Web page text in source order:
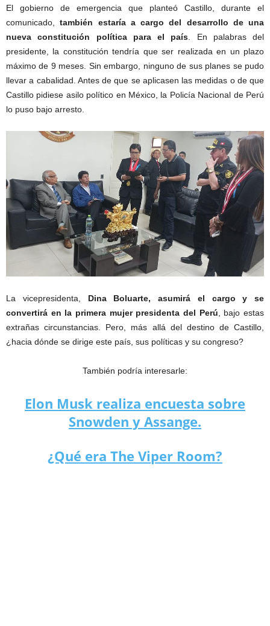
El gobierno de emergencia que planteó Castillo, durante el
comunicado,
también estaría a cargo del desarrollo de una
nueva constitución política para el país . En palabras del
presidente, la constitución tendría que ser realizada en un plazo
máximo de 9 meses. Sin embargo, ninguno de sus planes se pudo
llevar a cabalidad. Antes de que se aplicasen las medidas o de que
Castillo pidiese asilo político en México, la Policía Nacional de Perú
lo puso bajo arresto.
La vicepresidenta, Dina Boluarte, asumirá el cargo y se
convertirá en la primera mujer presidenta del Perú , bajo estas
extrañas circunstancias. Pero, más allá del destino de Castillo,
¿hacia dónde se dirige este país, sus políticas y su congreso?
También podría interesarle:
Elon Musk realiza encuesta sobre
Snowden y Assange.
¿Qué era The Viper Room?